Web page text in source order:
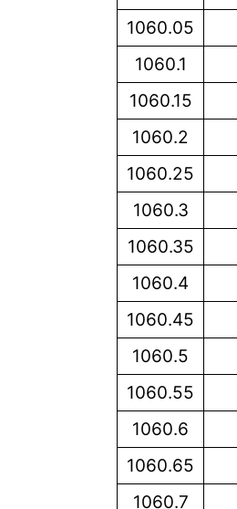
1060.05
1060.1
1060.15
1060.2
1060.25
1060.3
1060.35
1060.4
1060.45
1060.5
1060.55
1060.6
1060.65
1060.7